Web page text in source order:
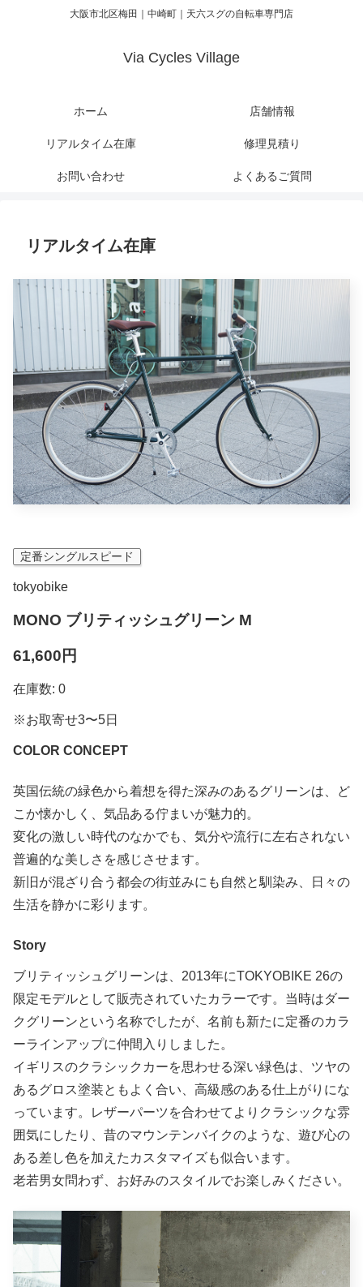
大阪市北区梅田｜中崎町｜天六スグの自転車専門店
Via Cycles Village
ホーム 店舗情報
リアルタイム在庫 修理見積り
お問い合わせ よくあるご質問
リアルタイム在庫
定番シングルスピード
tokyobike
MONO ブリティッシュグリーン M
61,600円
在庫数: 0
※お取寄せ3〜5日
COLOR CONCEPT
英国伝統の緑色から着想を得た深みのあるグリーンは、ど
こか懐かしく、気品ある佇まいが魅力的。
変化の激しい時代のなかでも、気分や流行に左右されない
普遍的な美しさを感じさせます。
新旧が混ざり合う都会の街並みにも自然と馴染み、日々の
生活を静かに彩ります。
Story
ブリティッシュグリーンは、2013年にTOKYOBIKE 26の
限定モデルとして販売されていたカラーです。当時はダー
クグリーンという名称でしたが、名前も新たに定番のカラ
ーラインアップに仲間入りしました。
イギリスのクラシックカーを思わせる深い緑色は、ツヤの
あるグロス塗装ともよく合い、高級感のある仕上がりにな
っています。レザーパーツを合わせてよりクラシックな雰
囲気にしたり、昔のマウンテンバイクのような、遊び心の
ある差し色を加えたカスタマイズも似合います。
老若男女問わず、お好みのスタイルでお楽しみください。